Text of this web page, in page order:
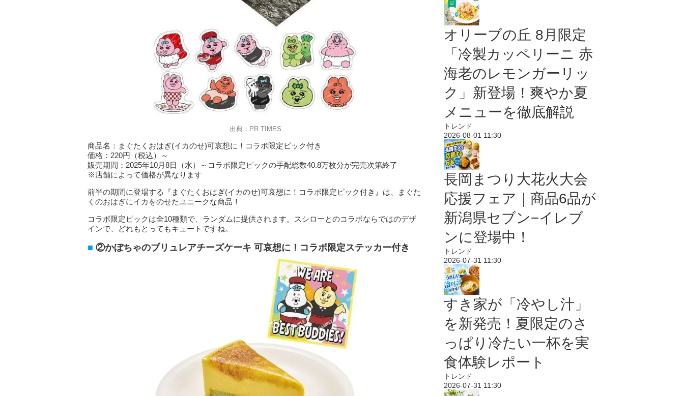
出典：PR TIMES
商品名：まぐたくおはぎ(イカのせ)可哀想に！コラボ限定ピック付き
価格：220円（税込）～
販売期間：2025年10月8日（水）～コラボ限定ピックの手配総数40.8万枚分が完売次第終了
※店舗によって価格が異なります
前半の期間に登場する『まぐたくおはぎ(イカのせ)可哀想に！コラボ限定ピック付き』は、まぐた
くのおはぎにイカをのせたユニークな商品！
コラボ限定ピックは全10種類で、ランダムに提供されます。スシローとのコラボならではのデザ
インで、どれもとってもキュートですね。
②かぼちゃのブリュレアチーズケーキ 可哀想に！コラボ限定ステッカー付き
オリーブの丘 8月限定
「冷製カッペリーニ 赤
海老のレモンガーリッ
ク」新登場！爽やか夏
メニューを徹底解説
トレンド
2026-08-01 11:30
長岡まつり大花火大会
応援フェア｜商品6品が
新潟県セブン−イレブ
ンに登場中！
トレンド
2026-07-31 11:30
すき家が「冷やし汁」
を新発売！夏限定のさ
っぱり冷たい一杯を実
食体験レポート
トレンド
2026-07-31 11:30